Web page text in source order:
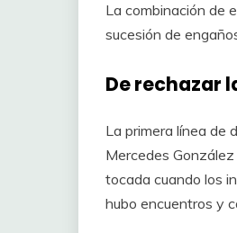
La combinación de
sucesión de
De rechazar
La primera línea de
Mercedes
tocada cuando los
hubo encuentros y